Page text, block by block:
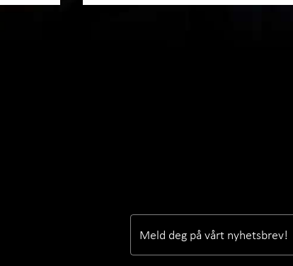
Meld deg på vårt nyhetsbrev!